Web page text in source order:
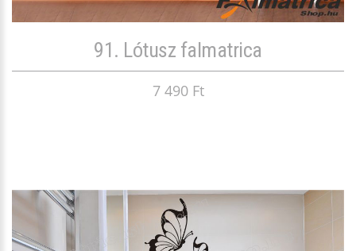
91. Lótusz falmatrica
7 490 Ft